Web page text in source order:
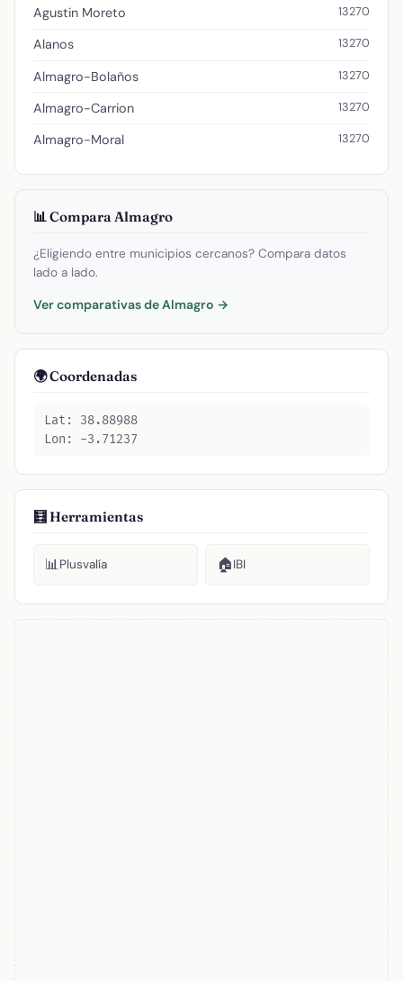
Agustin Moreto 13270
Alanos 13270
Almagro-Bolaños 13270
Almagro-Carrion 13270
Almagro-Moral 13270
📊 Compara Almagro
¿Eligiendo entre municipios cercanos? Compara datos
lado a lado.
Ver comparativas de Almagro →
🌍 Coordenadas
Lat: 38.88988
Lon: -3.71237
🧮 Herramientas
📊Plusvalía 🏠IBI